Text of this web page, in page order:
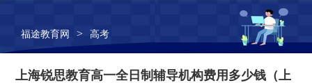
福途教育网 > 高考
上海锐思教育高一全日制辅导机构费用多少钱（上